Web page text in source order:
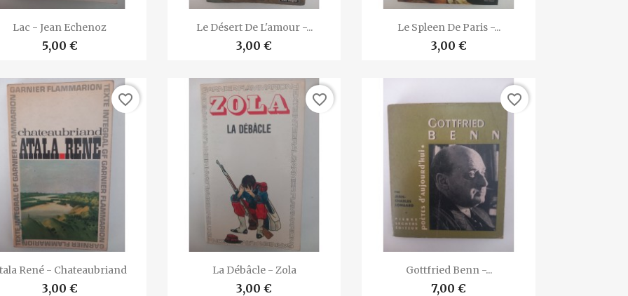
 Vista rápida
Lac - Jean Echenoz
5,00 €
Vista rápida
Le Désert De L'amour -...
3,00 €
Vista rápida
Le Spleen De Paris -...
3,00 €
Vista rápida
René - Chateaubriand
3,00 €
favorite_border
 Vista rápida
La Débâcle - Zola
3,00 €
favorite_border
Vista rápida
Gottfried Benn -...
7,00 €
favorite_border